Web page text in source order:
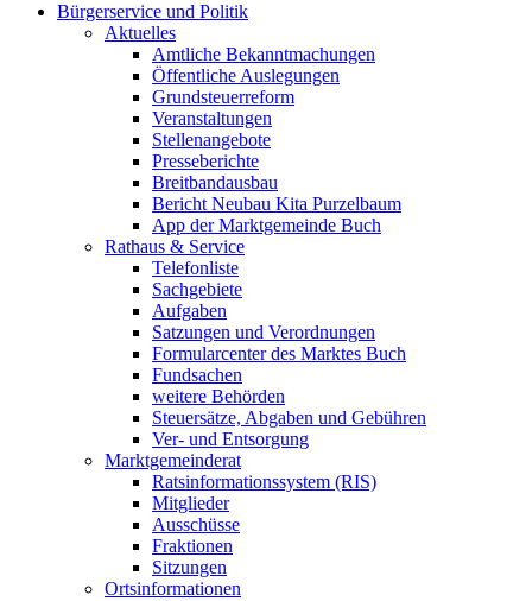
Bürgerservice und Politik
Aktuelles
Amtliche Bekanntmachungen
Öffentliche Auslegungen
Grundsteuerreform
Veranstaltungen
Stellenangebote
Presseberichte
Breitbandausbau
Bericht Neubau Kita Purzelbaum
App der Marktgemeinde Buch
Rathaus & Service
Telefonliste
Sachgebiete
Aufgaben
Satzungen und Verordnungen
Formularcenter des Marktes Buch
Fundsachen
weitere Behörden
Steuersätze, Abgaben und Gebühren
Ver- und Entsorgung
Marktgemeinderat
Ratsinformationssystem (RIS)
Mitglieder
Ausschüsse
Fraktionen
Sitzungen
Ortsinformationen